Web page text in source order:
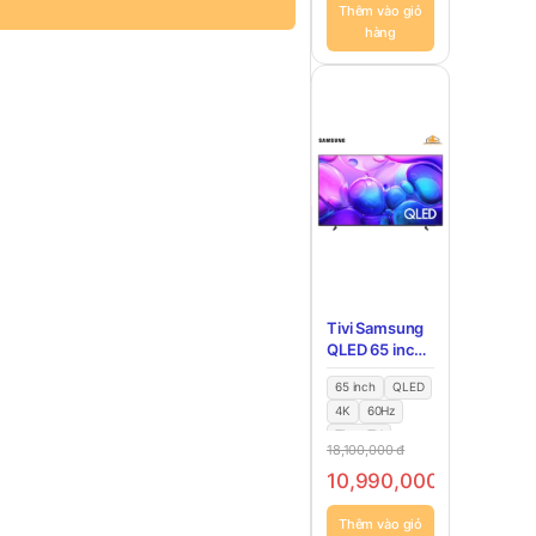
Thêm vào giỏ
hàng
Tivi Samsung
QLED 65 inch
65 inch
QLED
4K
60Hz
Tizen TV
18,100,000đ
10,990,000
Thêm vào giỏ